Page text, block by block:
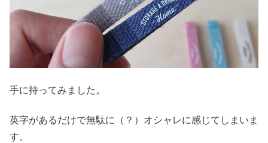
手に持ってみました。
英字があるだけで無駄に（？）オシャレに感じてしまいま
す。